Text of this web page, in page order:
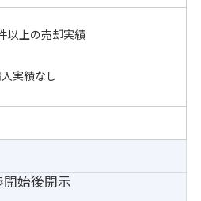
以上の売却実績
実績なし
開始後開示